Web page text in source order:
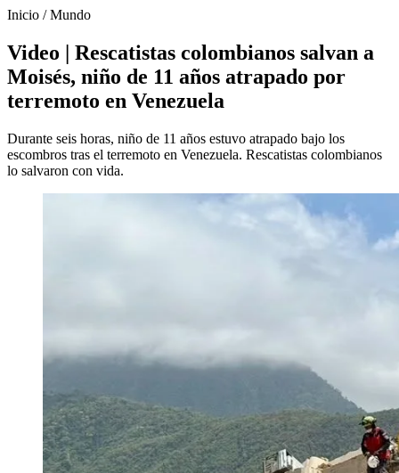
Inicio /Mundo
Video | Rescatistas colombianos salvan a
Moisés, niño de 11 años atrapado por
terremoto en Venezuela
Durante seis horas, niño de 11 años estuvo atrapado bajo los
escombros tras el terremoto en Venezuela. Rescatistas colombianos
lo salvaron con vida.